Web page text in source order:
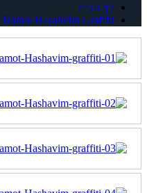
דף הבית
Ramot Hasahvim Graffiti